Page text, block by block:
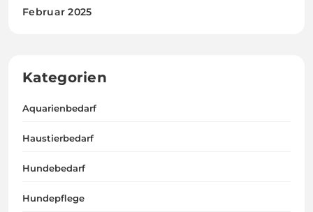
Februar 2025
Kategorien
Aquarienbedarf
Haustierbedarf
Hundebedarf
Hundepflege